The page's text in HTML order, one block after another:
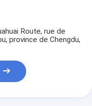
Route, rue de
province de Chengdu,